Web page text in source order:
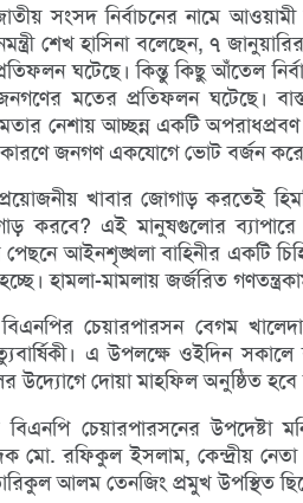
সংসদ নির্বাচনের নামে আওয়ামী
শেখ হাসিনা বলেছেন, ৭
ঘটেছে। কিন্তু কিছু আঁতেল
মতের প্রতিফলন ঘটেছে।
নেশায় আচ্ছন্ন একটি
জনগণ একযোগে ভোট বর্জন
খাবার জোগাড় করতেই
করবে? এই মানুষগুলোর ব্যাপারে
আইনশৃঙ্খলা বাহিনীর একটি
হামলা-মামলায় জর্জরিত
চেয়ারপারসন বেগম
এ উপলক্ষে ওইদিন সকালে
উদ্যোগে দোয়া মাহফিল অনুষ্ঠিত
চেয়ারপারসনের উপদেষ্টা
মো. রফিকুল ইসলাম, কেন্দ্রীয়
আলম তেনজিং প্রমুখ উপস্থিত